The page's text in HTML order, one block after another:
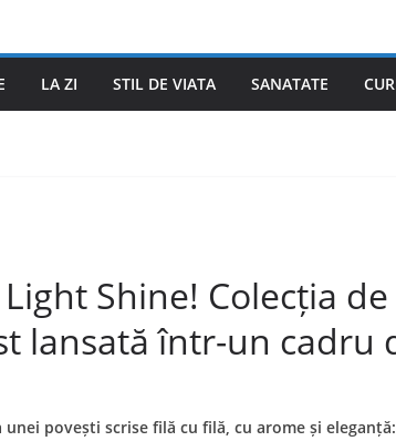
LA ZI STIL DE VIATA SANATATE
Shine! Colecția
lansată într-un cadru
povești scrise filă cu filă, cu arome și eleganță: